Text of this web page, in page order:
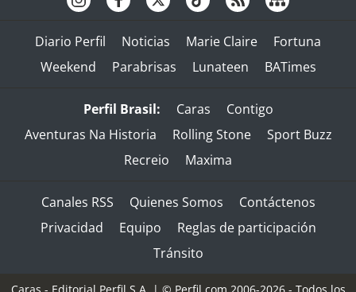
Diario Perfil Noticias Marie Claire
Fortuna
Weekend
Parabrisas Lunateen BATimes
Perfil Brasil: Caras
Contigo
Aventuras Na Historia
Rolling Stone
Sport Buzz
Recreio
Maxima
Canales RSS Quienes Somos
Contáctenos
Privacidad
Equipo
Reglas de participación
Tránsito